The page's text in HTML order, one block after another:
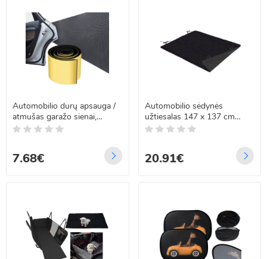
Automobilio durų apsauga /
atmušas garažo sienai,
20x200x0,4cm
7.68€
Automobilio sėdynės
užtiesalas 147 x 137 cm
Springos PA1012
20.91€